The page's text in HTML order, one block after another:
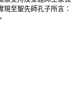
至聖先師孔子所言